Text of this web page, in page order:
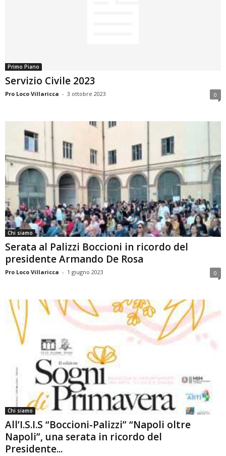
Primo Piano
Servizio Civile 2023
Pro Loco Villaricca - 3 ottobre 2023 0
Chi siamo
Serata al Palizzi Boccioni in ricordo del
presidente Armando De Rosa
Pro Loco Villaricca - 1 giugno 2023 0
Chi siamo
All’I.S.I.S “Boccioni-Palizzi” “Napoli oltre
Napoli”, una serata in ricordo del
Presidente...